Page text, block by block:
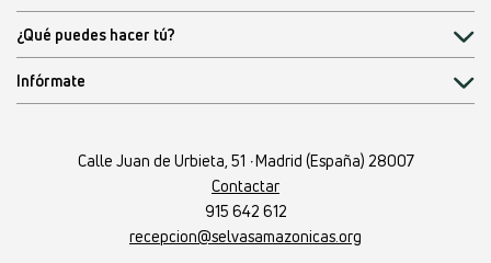
Calle Juan de Urbieta, 51 ·Madrid (España) 28007
Contactar
915 642 612
recepcion@selvasamazonicas.org
¿Qué puedes hacer tú?
Infórmate